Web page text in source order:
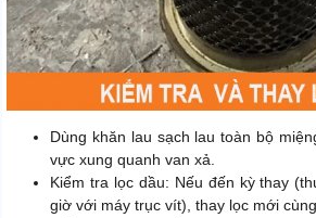
Dùng khăn lau sạch lau toàn bộ
vực xung quanh van xả.
Kiểm tra lọc dầu: Nếu đến kỳ thay
giờ với máy trục vít), thay lọc mới